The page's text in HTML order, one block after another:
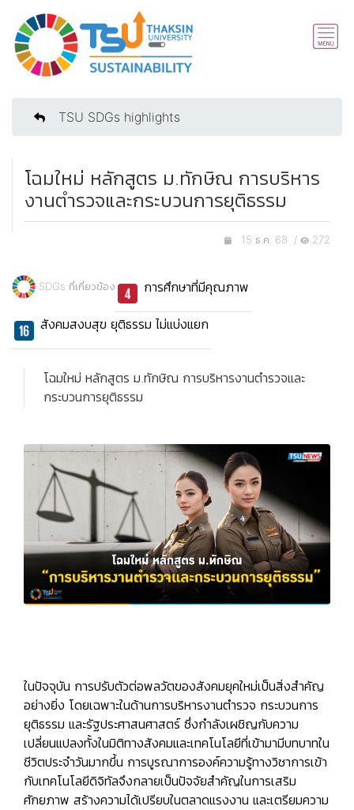
TSU SDGs highlights
โฉมใหม่ หลักสูตร ม.ทักษิณ การบริหาร
งานตำรวจและกระบวนการยุติธรรม
15 ธ.ค. 68 / 272
SDGs ที่เกี่ยวข้อง การศึกษาที่มีคุณภาพ
สังคมสงบสุข ยุติธรรม ไม่แบ่งแยก
โฉมใหม่ หลักสูตร ม.ทักษิณ การบริหารงานตำรวจและ
กระบวนการยุติธรรม
ในปัจจุบัน การปรับตัวต่อพลวัตของสังคมยุคใหม่เป็นสิ่งสำคัญ
อย่างยิ่ง โดยเฉพาะในด้านการบริหารงานตำรวจ กระบวนการ
ยุติธรรม และรัฐประศาสนศาสตร์ ซึ่งกำลังเผชิญกับความ
เปลี่ยนแปลงทั้งในมิติทางสังคมและเทคโนโลยีที่เข้ามามีบทบาทใน
ชีวิตประจำวันมากขึ้น การบูรณาการองค์ความรู้ทางวิชาการเข้า
กับเทคโนโลยีดิจิทัลจึงกลายเป็นปัจจัยสำคัญในการเสริม
ศักยภาพ สร้างความได้เปรียบในตลาดแรงงาน และเตรียมความ